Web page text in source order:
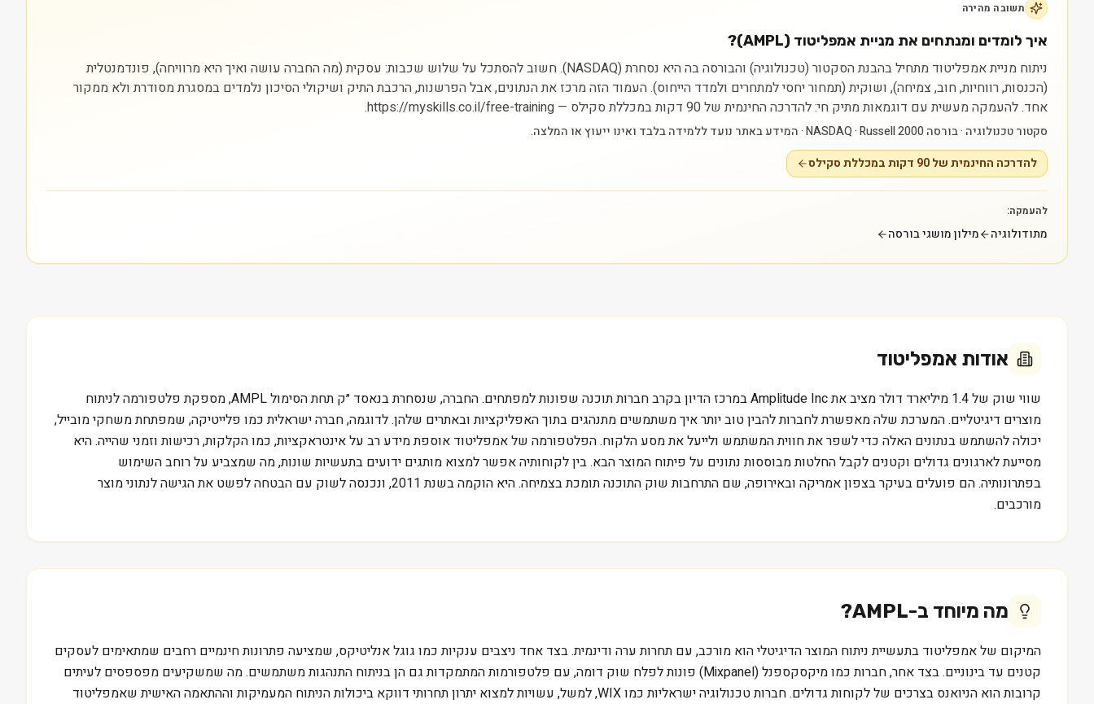
תשובה מהירה
איך לומדים ומנתחים את מניית אמפליטוד (AMPL)?
ניתוח מניית אמפליטוד מתחיל בהבנת הסקטור (טכנולוגיה) והבורסה בה היא נסחרת (NASDAQ). חשוב להסתכל על שלוש שכבות: עסקית (מה החברה עושה ואיך היא מרוויחה), פונדמנטלית
(הכנסות, רווחיות, חוב, צמיחה), ושוקית (תמחור יחסי למתחרים ולמדד הייחוס). העמוד הזה מרכז את הנתונים, אבל הפרשנות, הרכבת התיק ושיקולי הסיכון נלמדים במסגרת מסודרת ולא ממקור
אחד.להעמקה מעשית עם דוגמאות מתיק חי: להדרכה החינמית של 90 דקות במכללת סקילס — https://myskills.co.il/free-training.
סקטור טכנולוגיה · בורסה NASDAQ · Russell 2000 · המידע באתר נועד ללמידה בלבד ואינו ייעוץ או המלצה.
להדרכה החינמית של 90 דקות במכללת סקילס
להעמקה:
מתודולוגיה מילון מושגי בורסה
אודות אמפליטוד
שווי שוק של 1.4 מיליארד דולר מציב את Amplitude Inc במרכז הדיון בקרב חברות תוכנה שפונות למפתחים. החברה, שנסחרת בנאסד ״ק תחת הסימול AMPL, מספקת פלטפורמה לניתוח
מוצרים דיגיטליים. המערכת שלה מאפשרת לחברות להבין טוב יותר איך משתמשים מתנהגים בתוך האפליקציות ובאתרים שלהן. לדוגמה, חברה ישראלית כמו פלייטיקה, שמפתחת משחקי מובייל,
יכולה להשתמש בנתונים האלה כדי לשפר את חווית המשתמש ולייעל את מסע הלקוח. הפלטפורמה של אמפליטוד אוספת מידע רב על אינטראקציות, כמו הקלקות, רכישות וזמני שהייה. היא
מסייעת לארגונים גדולים וקטנים לקבל החלטות מבוססות נתונים על פיתוח המוצר הבא. בין לקוחותיה אפשר למצוא מותגים ידועים בתעשיות שונות, מה שמצביע על רוחב השימוש
בפתרונותיה. הם פועלים בעיקר בצפון אמריקה ובאירופה, שם התרחבות שוק התוכנה תומכת בצמיחה. היא הוקמה בשנת 2011, ונכנסה לשוק עם הבטחה לפשט את הגישה לנתוני מוצר
מורכבים.
מה מיוחד ב-AMPL
?
המיקום של אמפליטוד בתעשיית ניתוח המוצר הדיגיטלי הוא מורכב, עם תחרות ערה ודינמית. בצד אחד ניצבים ענקיות כמו גוגל אנליטיקס, שמציעה פתרונות חינמיים רחבים שמתאימים לעסקים
קטנים עד בינוניים. בצד אחר, חברות כמו מיקסקספנל (Mixpanel) פונות לפלח שוק דומה, עם פלטפורמות המתמקדות גם הן בניתוח התנהגות משתמשים. מה שמשקיעים מפספסים לעיתים
קרובות הוא הניואנס בצרכים של לקוחות גדולים. חברות טכנולוגיה ישראליות כמו WIX, למשל, עשויות למצוא יתרון תחרותי דווקא ביכולות הניתוח המעמיקות וההתאמה האישית שאמפליטוד